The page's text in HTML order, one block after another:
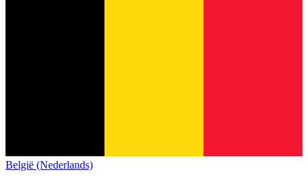
België (Nederlands)